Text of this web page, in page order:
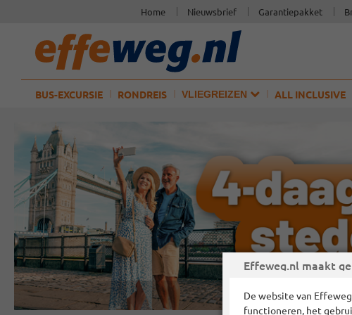
BUS-EXCURSIE RONDREIS VLIEGREIZEN ALL INCLUSIVE
Home Nieuwsbrief Garantiepakket
Effeweg.nl maakt
De website van
functioneren, het